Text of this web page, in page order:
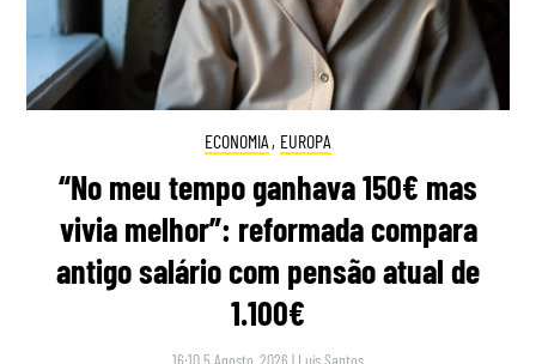
ECONOMIA , EUROPA
“No meu tempo ganhava 150€ mas
vivia melhor”: reformada compara
antigo salário com pensão atual de
1.100€